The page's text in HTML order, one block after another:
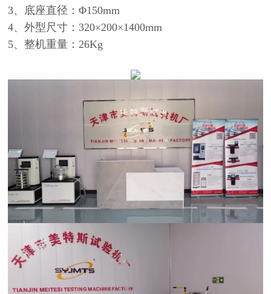
3、底座直径：Φ150mm
4、外型尺寸：320×200×1400mm
5、整机重量：26Kg